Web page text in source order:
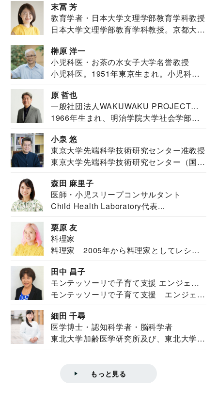
末冨 芳
教育学者・日本大学文理学部教育学科教授
日本大学文理学部教育学科教授。京都大学
榊原 洋一
小児科医・お茶の水女子大学名誉教授
小児科医。1951年東京生まれ。小児科
原 哲也
一般社団法人WAKUWAKU PROJECT
JAPAN代表・言語聴覚士・社会福祉士
1966年生まれ、明治学院大学社会学部福
小泉 悠
東京大学先端科学技術研究センター准教授
東京大学先端科学技術研究センター（国際
森田 麻里子
医師・小児スリープコンサルタント
Child Health Laboratory代表...
栗原 友
料理家
料理家 2005年から料理家としてレシピ
田中 昌子
モンテッソーリで子育て支援 エンジェル
ズハウス研究所所長
モンテッソーリで子育て支援 エンジェル
細田 千尋
医学博士・認知科学者・脳科学者
東北大学加齢医学研究所及び、東北大学大
もっと見る